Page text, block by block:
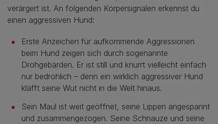
verärgert ist. An folgenden Körpersignalen erkennst du
einen aggressiven Hund:
Erste Anzeichen für aufkommende Aggressionen
beim Hund zeigen sich durch sogenannte
Drohgebärden. Er ist still und knurrt vielleicht einfach
nur bedrohlich – denn ein wirklich aggressiver Hund
kläfft seine Wut nicht in die Welt hinaus.
Sein Maul ist weit geöffnet, seine Lippen angespannt
und zusammengezogen. Seine Schnauze und seine